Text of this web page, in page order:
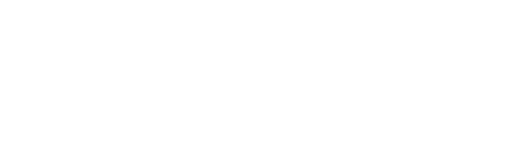
à la carte, 2 bary, konferenční sály, kadeřnictví. Venku 2 bazény, bar u bazénu a terasa s lehátky a slunečníky zdarma, osušky oproti kauci.
a terasa s lehátky a slunečníky.